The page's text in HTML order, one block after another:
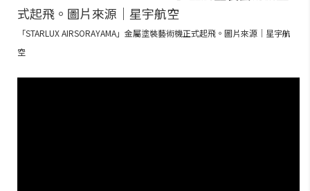
「STARLUX AIRSORAYAMA」金屬塗裝藝術機正式起飛。圖片來源｜星宇航
空